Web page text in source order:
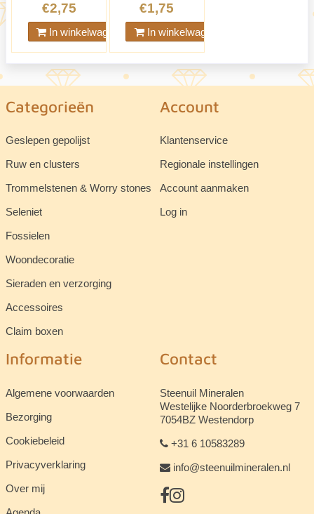
€2,75
In winkelwagen
€1,75
In winkelwagen
Categorieën
Geslepen gepolijst
Ruw en clusters
Trommelstenen & Worry stones
Seleniet
Fossielen
Woondecoratie
Sieraden en verzorging
Accessoires
Claim boxen
Account
Klantenservice
Regionale instellingen
Account aanmaken
Log in
Informatie
Algemene voorwaarden
Bezorging
Cookiebeleid
Privacyverklaring
Over mij
Contact
Steenuil Mineralen
Westelijke Noorderbroekweg 7
7054BZ Westendorp
+31 6 10583289
info@steenuilmineralen.nl